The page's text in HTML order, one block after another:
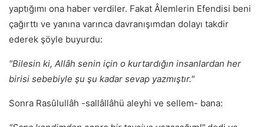
yaptığımı ona haber verdiler. Fakat Âlemlerin Efendisi beni
çağırttı ve yanına varınca davranışımdan dolayı takdir
ederek şöyle buyurdu:
"Bilesin ki, Allâh senin için o kurtardığın insanlardan her
birisi sebebiyle şu şu kadar sevap yazmıştır."
Sonra Rasûlullâh -sallâllâhü aleyhi ve sellem- bana: